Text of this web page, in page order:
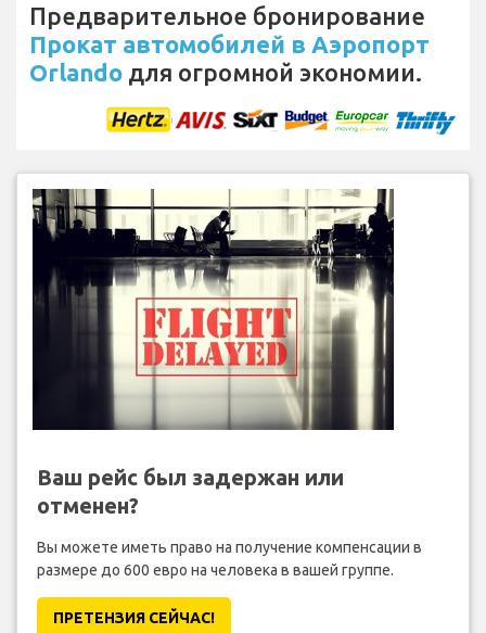
Предварительное бронирование
Прокат автомобилей в Аэропорт
Orlando для огромной экономии.
Ваш рейс был задержан или
отменен?
Вы можете иметь право на получение компенсации в
размере до 600 евро на человека в вашей группе.
ПРЕТЕНЗИЯ CЕЙЧАС!